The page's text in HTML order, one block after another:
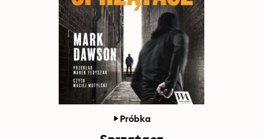
Próbka